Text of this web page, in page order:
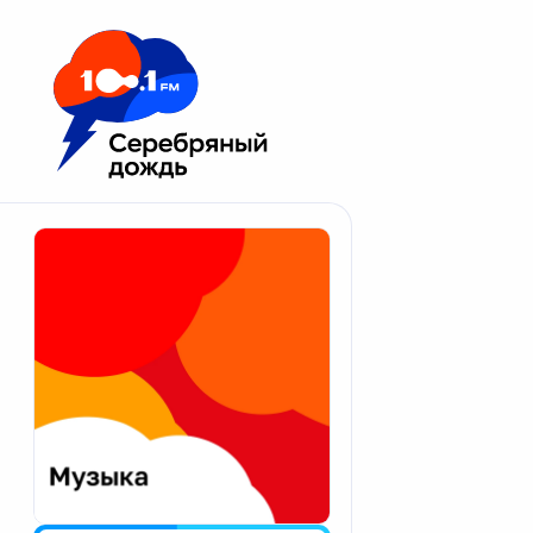
Москва 100.1 FM
Апатиты
Екатеринбург
Калининград
Калуга